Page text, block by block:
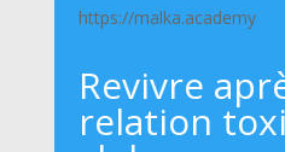
https://malka.academy
Revivre
relation